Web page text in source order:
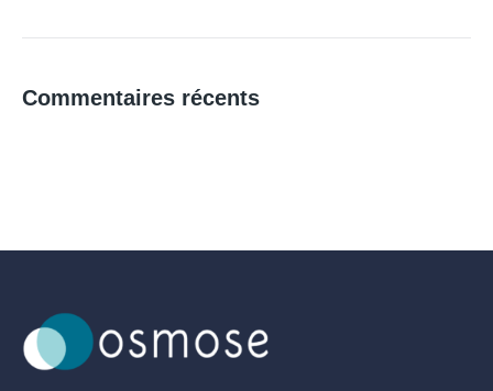
Commentaires récents